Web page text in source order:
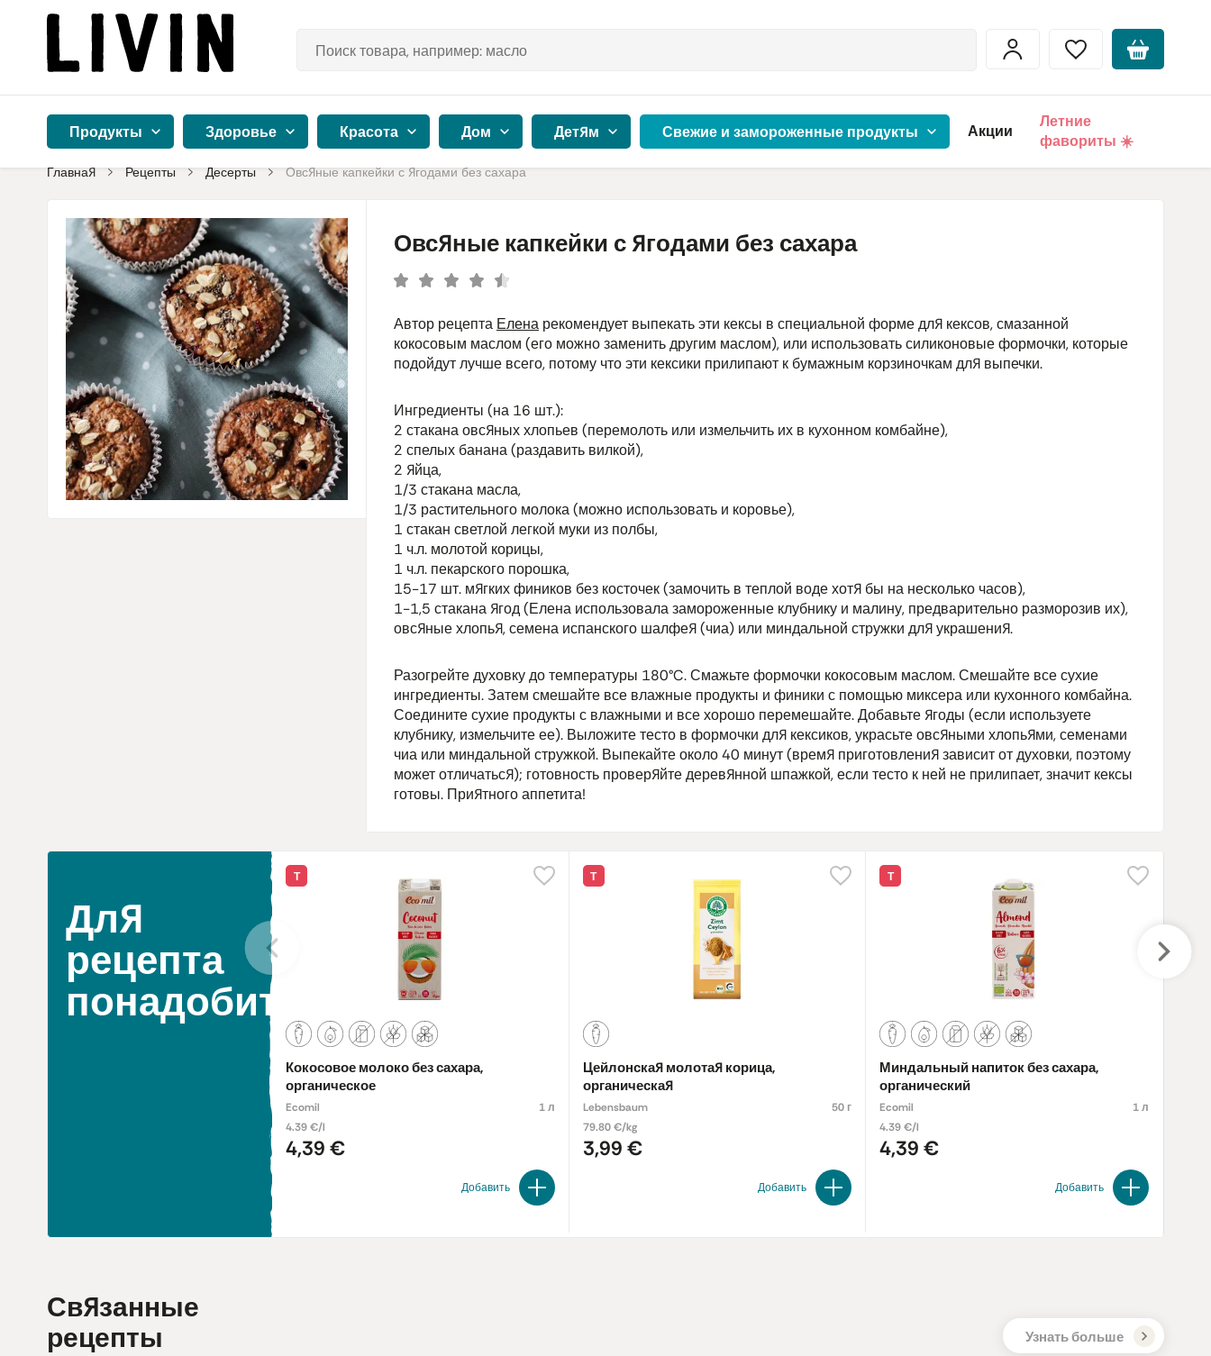
Продукты Здоровье Красота Дом Детям Свежие и замороженные продукты Акции
Летние
фавориты ☀️
Главная Рецепты Десерты Овсяные капкейки с ягодами без сахара
Овсяные капкейки с ягодами без сахара
Автор рецепта Еленарекомендует выпекать эти кексы в специальной форме для кексов, смазанной
кокосовым маслом (его можно заменить другим маслом), или использовать силиконовые формочки, которые
подойдут лучше всего, потому что эти кексики прилипают к бумажным корзиночкам для выпечки.
Ингредиенты (на 16 шт.):
2 стакана овсяных хлопьев (перемолоть или измельчить их в кухонном комбайне),
2 спелых банана (раздавить вилкой),
2 яйца,
1/3 стакана масла,
1/3 растительного молока (можно использовать и коровье),
1 стакан светлой легкой муки из полбы,
1 ч.л. молотой корицы,
1 ч.л. пекарского порошка,
15-17 шт. мягких фиников без косточек (замочить в теплой воде хотя бы на несколько часов),
1-1,5 стакана ягод (Елена использовала замороженные клубнику и малину, предварительно разморозив их),
овсяные хлопья, семена испанского шалфея (чиа) или миндальной стружки для украшения.
Разогрейте духовку до температуры 180°C. Смажьте формочки кокосовым маслом. Смешайте все сухие
ингредиенты. Затем смешайте все влажные продукты и финики с помощью миксера или кухонного комбайна.
Соедините сухие продукты с влажными и все хорошо перемешайте. Добавьте ягоды (если используете
клубнику, измельчите ее). Выложите тесто в формочки для кексиков, украсьте овсяными хлопьями, семенами
чиа или миндальной стружкой. Выпекайте около 40 минут (время приготовления зависит от духовки, поэтому
может отличаться); готовность проверяйте деревянной шпажкой, если тесто к ней не прилипает, значит кексы
готовы. Приятного аппетита!
Для
рецепта
понадобится
Т
Кокосовое молоко без сахара,
органическое
Ecomil
1 л
4.39 €/l
4,39 €
Добавить
Т
Цейлонская молотая корица,
органическая
Lebensbaum
50 г
79.80 €/kg
3,99 €
Добавить
Т
Миндальный напиток без сахара,
органический
Ecomil
1 л
4.39 €/l
4,39 €
Добавить
Связанные
рецепты
Узнать больше